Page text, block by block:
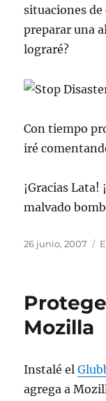
situaciones
preparar una
lograré?
Con tiempo
iré
¡Gracias Lata!
malvado
Publicado
26 junio, 2007
Mozilla
Instalé el
agrega a